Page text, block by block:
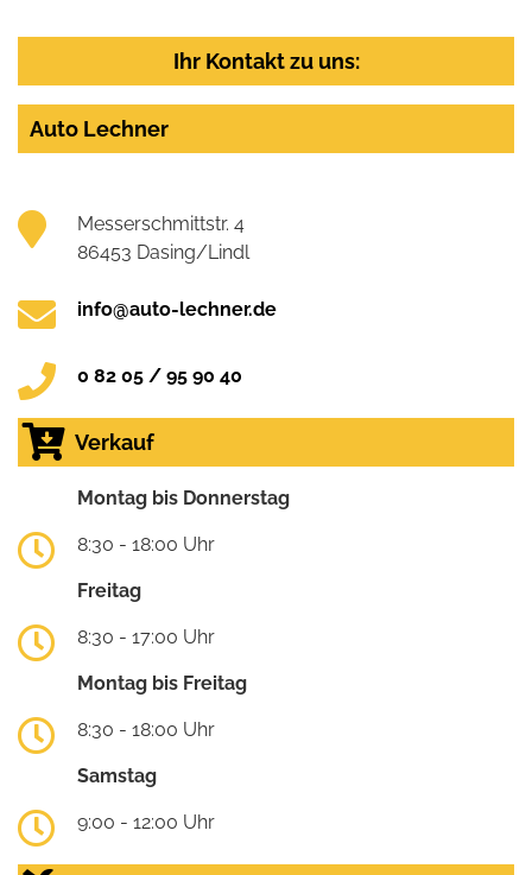
Ihr Kontakt zu uns:
Auto Lechner
Messerschmittstr. 4
86453 Dasing/Lindl
info@auto-lechner.de
0 82 05 / 95 90 40
Verkauf
Montag bis Donnerstag
8:30 - 18:00 Uhr
Freitag
8:30 - 17:00 Uhr
Montag bis Freitag
8:30 - 18:00 Uhr
Samstag
9:00 - 12:00 Uhr